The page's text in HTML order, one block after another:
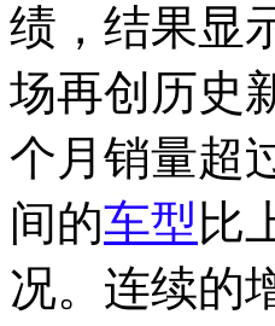
绩，结果显
场再创历史
个月销量超
间的车型 比
况。连续的